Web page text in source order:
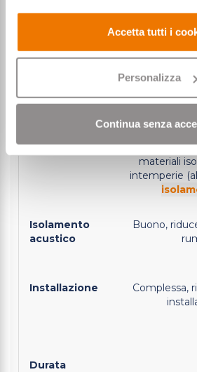
Accetta tutti i
Personalizza
Continua senza
Design
Isolamento
Materiali
Struttura
materiali
intemperie
Isolamento
acustico
Buono,
Installazione
Complessa,
Durata